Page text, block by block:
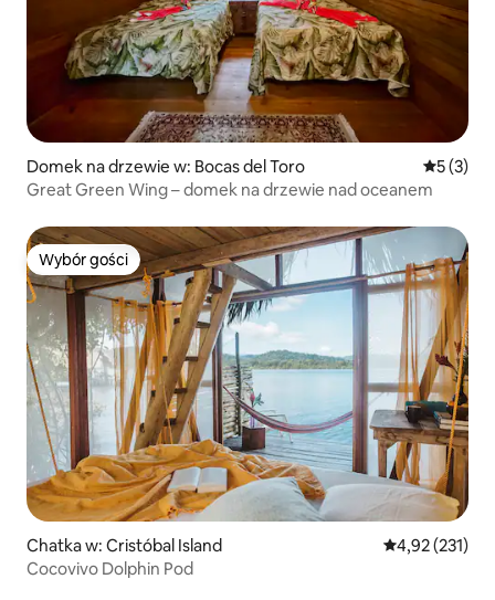
Domek na drzewie w: Bocas del Toro Średnia
5 (3)
Great Green Wing – domek na drzewie nad oceanem
Wybór gości
Wybór gości
Chatka w: Cristóbal Island Średnia
4,92 (231)
Cocovivo Dolphin Pod